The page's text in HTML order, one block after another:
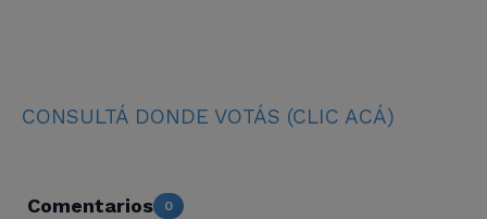
CONSULTÁ DONDE VOTÁS (CLIC ACÁ)
Comentarios 0